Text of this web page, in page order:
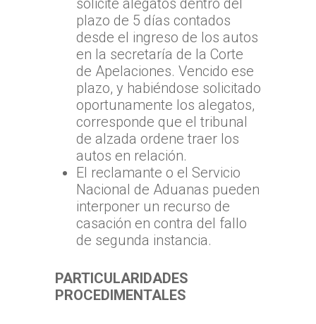
solicite alegatos dentro del
plazo de 5 días contados
desde el ingreso de los autos
en la secretaría de la Corte
de Apelaciones. Vencido ese
plazo, y habiéndose solicitado
oportunamente los alegatos,
corresponde que el tribunal
de alzada ordene traer los
autos en relación.
El reclamante o el Servicio
Nacional de Aduanas pueden
interponer un recurso de
casación en contra del fallo
de segunda instancia.
PARTICULARIDADES
PROCEDIMENTALES